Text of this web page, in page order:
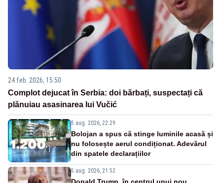
24 feb. 2026, 15:50
Complot dejucat în Serbia: doi bărbați, suspectați că
plănuiau asasinarea lui Vučić
5 aug. 2026, 22:29
Bolojan a spus că stinge luminile acasă și
nu folosește aerul condiționat. Adevărul
din spatele declarațiilor
5 aug. 2026, 21:52
Donald Trump, în centrul unui nou